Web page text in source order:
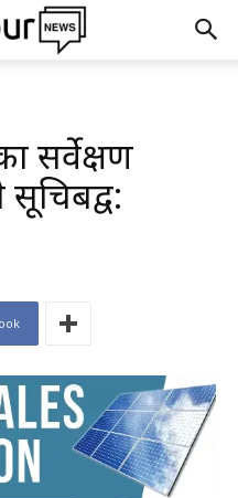
सर्वेक्षण